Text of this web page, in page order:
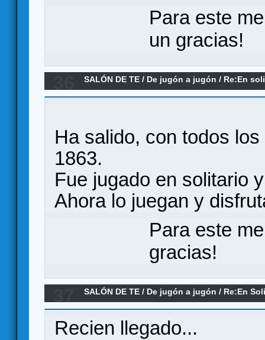
Para este
un gracias!
SALÓN DE TE / De jugón a jugón / Re:En
Ha salido, con todos
1863.
Fue jugado en solitario
Ahora lo juegan y
Para este
gracias!
SALÓN DE TE / De jugón a jugón / Re:En
Recien llegado...